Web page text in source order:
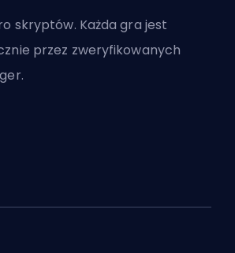
skryptów. Każda gra jest
przez zweryfikowanych